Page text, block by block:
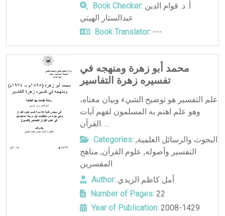
Book Checker:أ. د. قوام الدين
عبدالستار الهيتي
Book Translator:---
محمد أبو زهرة ومنهجه في
تفسيره زهرة التفاسير
علم التفسير هو توضيح الشيء وبيان معناه،
وهو علم اهتم به المسلمون لفهم آيات
القرآن. ...
Categories: البحوث والرسائل العلمية,
التفسير وأصوله, علوم القرآن, مناهج
المفسرين
Author: أمل كاظم الزيدي
Number of Pages:22
Year of Publication:2008-1429